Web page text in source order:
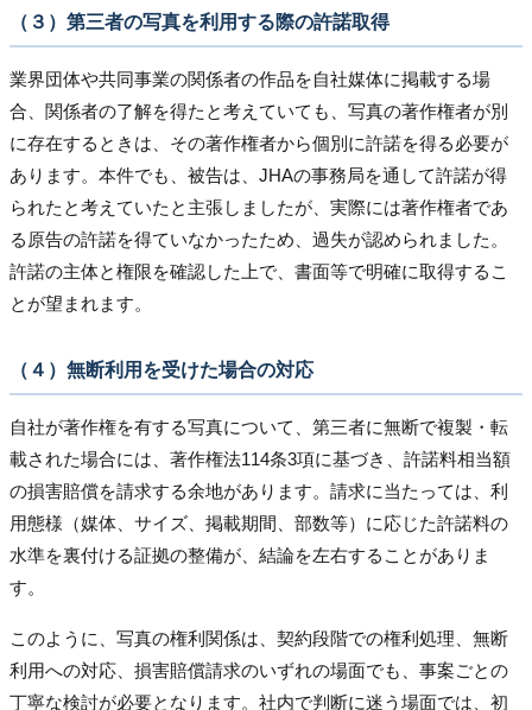
（３）第三者の写真を利用する際の許諾取得
業界団体や共同事業の関係者の作品を自社媒体に掲載する場
合、関係者の了解を得たと考えていても、写真の著作権者が別
に存在するときは、その著作権者から個別に許諾を得る必要が
あります。本件でも、被告は、JHAの事務局を通して許諾が得
られたと考えていたと主張しましたが、実際には著作権者であ
る原告の許諾を得ていなかったため、過失が認められました。
許諾の主体と権限を確認した上で、書面等で明確に取得するこ
とが望まれます。
（４）無断利用を受けた場合の対応
自社が著作権を有する写真について、第三者に無断で複製・転
載された場合には、著作権法114条3項に基づき、許諾料相当額
の損害賠償を請求する余地があります。請求に当たっては、利
用態様（媒体、サイズ、掲載期間、部数等）に応じた許諾料の
水準を裏付ける証拠の整備が、結論を左右することがありま
す。
このように、写真の権利関係は、契約段階での権利処理、無断
利用への対応、損害賠償請求のいずれの場面でも、事案ごとの
丁寧な検討が必要となります。社内で判断に迷う場面では、初